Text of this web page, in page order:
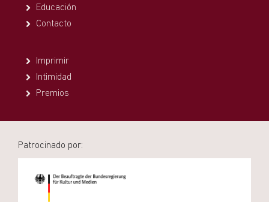
Educación
Contacto
Imprimir
Intimidad
Premios
Patrocinado por: